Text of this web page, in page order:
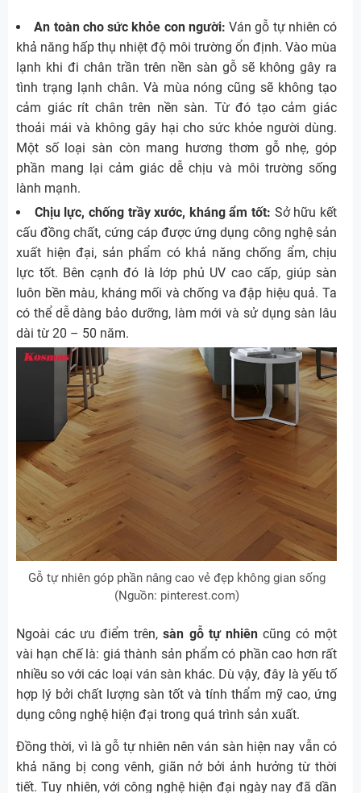
An toàn cho sức khỏe con người: Ván gỗ tự nhiên có
khả năng hấp thụ nhiệt độ môi trường ổn định. Vào mùa
lạnh khi đi chân trần trên nền sàn gỗ sẽ không gây ra
tình trạng lạnh chân. Và mùa nóng cũng sẽ không tạo
cảm giác rít chân trên nền sàn. Từ đó tạo cảm giác
thoải mái và không gây hại cho sức khỏe người dùng.
Một số loại sàn còn mang hương thơm gỗ nhẹ, góp
phần mang lại cảm giác dễ chịu và môi trường sống
lành mạnh.
Chịu lực, chống trầy xước, kháng ẩm tốt: Sở hữu kết
cấu đồng chất, cứng cáp được ứng dụng công nghệ sản
xuất hiện đại, sản phẩm có khả năng chống ẩm, chịu
lực tốt. Bên cạnh đó là lớp phủ UV cao cấp, giúp sàn
luôn bền màu, kháng mối và chống va đập hiệu quả. Ta
có thể dễ dàng bảo dưỡng, làm mới và sử dụng sàn lâu
dài từ 20 – 50 năm.
Gỗ tự nhiên góp phần nâng cao vẻ đẹp không gian sống
(Nguồn: pinterest.com)
Ngoài các ưu điểm trên,sàn gỗ tự nhiêncũng có một
vài hạn chế là: giá thành sản phẩm có phần cao hơn rất
nhiều so với các loại ván sàn khác. Dù vậy, đây là yếu tố
hợp lý bởi chất lượng sàn tốt và tính thẩm mỹ cao, ứng
dụng công nghệ hiện đại trong quá trình sản xuất.
Đồng thời, vì là gỗ tự nhiên nên ván sàn hiện nay vẫn có
khả năng bị cong vênh, giãn nở bởi ảnh hưởng từ thời
tiết. Tuy nhiên, với công nghệ hiện đại ngày nay đã dần